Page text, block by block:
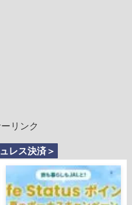
リンク
レス決済＞